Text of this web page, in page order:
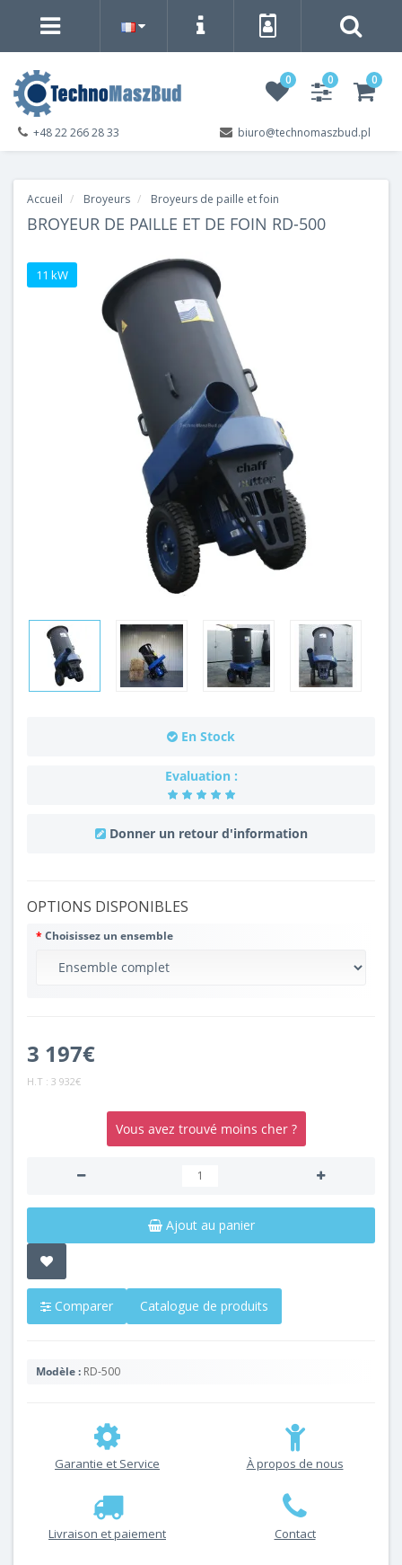
0 0 0
biuro@technomaszbud.pl
+48 22 266 28 33
Accueil Broyeurs Broyeurs de paille et foin
BROYEUR DE PAILLE ET DE FOIN RD-500
11 kW
En Stock
Evaluation :
Donner un retour d'information
OPTIONS DISPONIBLES
Choisissez un ensemble
3 197€
H.T : 3 932€
Vous avez trouvé moins cher ?
Ajout au panier
Comparer Catalogue de produits
Modèle : RD-500
Garantie et Service À propos de nous
Livraison et paiement Contact